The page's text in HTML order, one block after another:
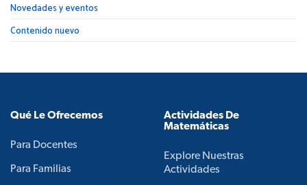
Novedades y eventos
Contenido nuevo
Qué Le Ofrecemos
Para Docentes
Para Familias
Actividades De
Matemáticas
Explore Nuestras
Actividades